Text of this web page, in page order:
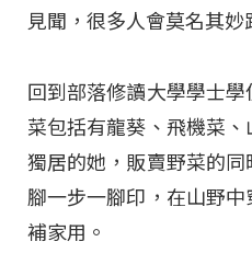
見聞，很多人會莫名其妙
回到部落修讀大學學士
菜包括有龍葵、飛機菜、
獨居的她，販賣野菜的
腳一步一腳印，在山野
補家用。